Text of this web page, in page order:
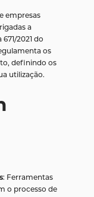
empresas
a
2021 do
os
definindo os
utilização.
: Ferramentas
o processo de